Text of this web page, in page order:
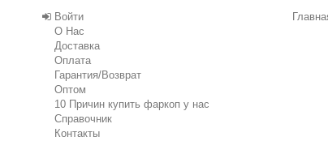
Войти
О Нас
Доставка
Оплата
Гарантия/Возврат
Оптом
10 Причин купить фаркоп у нас
Справочник
Контакты